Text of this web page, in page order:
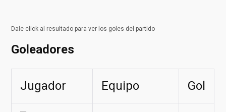
Dale click al resultado para ver los goles del partido
Goleadores
Jugador Equipo Gol